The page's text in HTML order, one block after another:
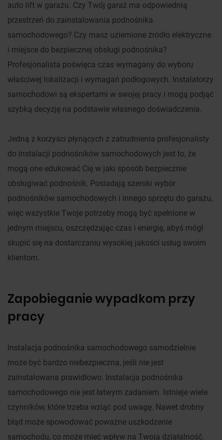
auto lift w garażu. Czy Twój garaż ma odpowiednią
przestrzeń do zainstalowania podnośnika
samochodowego? Czy masz uziemione źródło elektryczne
i miejsce do bezpiecznej obsługi podnośnika?
Profesjonalista poświęca czas wymagany do wyboru
właściwej lokalizacji i wymagań podłogowych. Instalatorzy
samochodowi są ekspertami w swojej pracy i mogą podjąć
szybką decyzję na podstawie własnego doświadczenia.
Jedną z korzyści płynących z zatrudnienia profesjonalisty
do instalacji podnośników samochodowych jest to, że
mogą one edukować Cię w jaki sposób bezpiecznie
obsługiwać podnośnik. Posiadają szeroki wybór
podnośników samochodowych i innego sprzętu do garażu,
więc wszystkie Twoje potrzeby mogą być spełnione w
jednym miejscu, oszczędzając czas i energię, abyś mógł
skupić się na dostarczaniu wysokiej jakości usług swoim
klientom.
Zapobieganie wypadkom przy
pracy
Instalacja podnośnika samochodowego samodzielnie
może być bardzo niebezpieczna, jeśli nie jest
zainstalowana prawidłowo. Instalacja podnośnika
samochodowego nie jest łatwym zadaniem. Istnieje wiele
czynników, które trzeba wziąć pod uwagę. Nawet drobny
błąd może spowodować poważne uszkodzenie
samochodu, co może mieć wpływ na Twoją działalność.